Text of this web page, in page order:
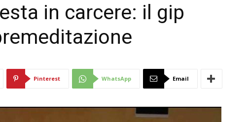
in carcere: il gip
Pinterest WhatsApp Email